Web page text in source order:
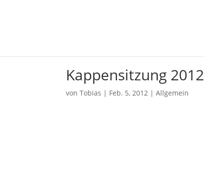
Kappensitzung 2012
vonTobias | Feb. 5, 2012 |Allgemein